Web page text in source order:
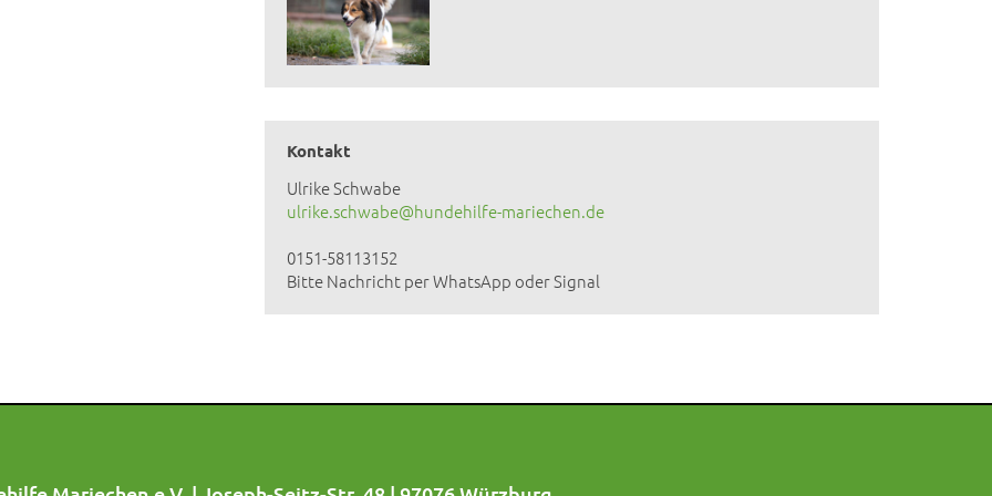
Kontakt
Ulrike Schwabe
ulrike.schwabe@hundehilfe-mariechen.de
0151-58113152
Bitte Nachricht per WhatsApp oder Signal